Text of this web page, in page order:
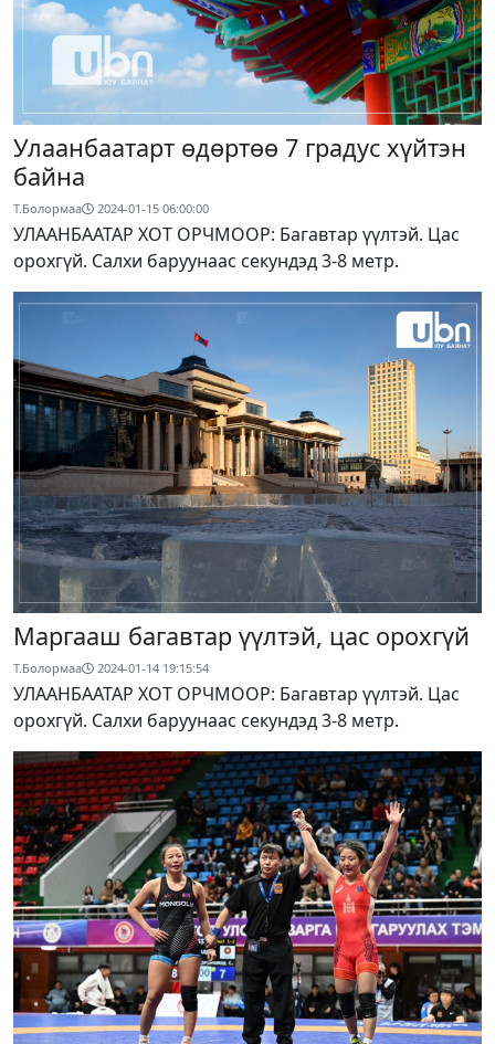
Улаанбаатарт өдөртөө 7 градус хүйтэн
байна
Т.Болормаа 2024-01-15 06:00:00
УЛААНБААТАР ХОТ ОРЧМООР: Багавтар үүлтэй. Цас
орохгүй. Салхи баруунаас секундэд 3-8 метр.
Маргааш багавтар үүлтэй, цас орохгүй
Т.Болормаа 2024-01-14 19:15:54
УЛААНБААТАР ХОТ ОРЧМООР: Багавтар үүлтэй. Цас
орохгүй. Салхи баруунаас секундэд 3-8 метр.